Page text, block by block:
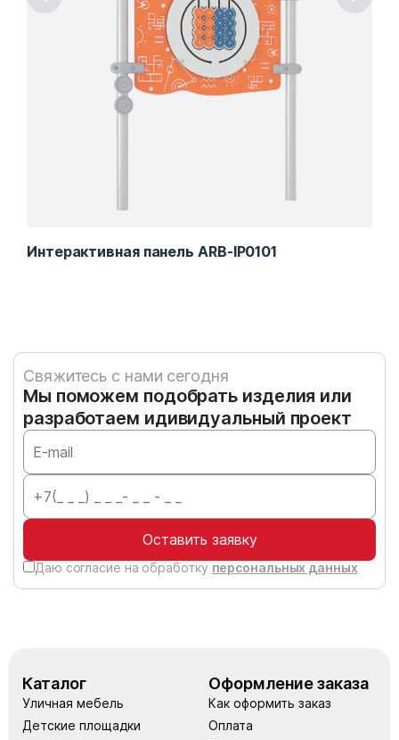
Интерактивная панель ARB-IP0101
Свяжитесь с нами сегодня
Мы поможем подобрать изделия или
разработаем идивидуальный проект
Оставить заявку
Даю согласие на обработку персональных данных
Каталог
Уличная мебель
Детские площадки
Оформление заказа
Как оформить заказ
Оплата